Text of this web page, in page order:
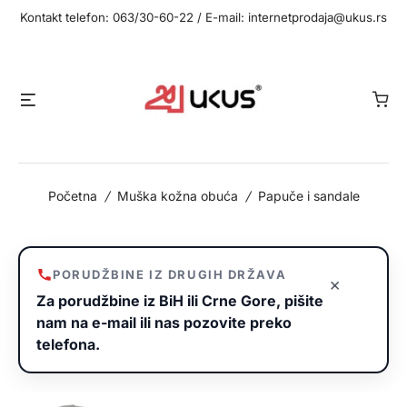
Kontakt telefon: 063/30-60-22 / E-mail: internetprodaja@ukus.rs
Početna / Muška kožna obuća / Papuče i sandale
×
PORUDŽBINE IZ DRUGIH DRŽAVA
Za porudžbine iz BiH ili Crne Gore, pišite
nam na e-mail ili nas pozovite preko
telefona.